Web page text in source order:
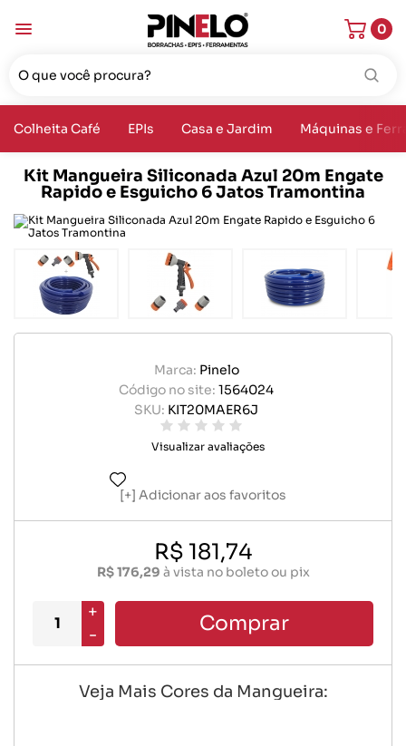
0
Colheita Café EPIs Casa e Jardim Máquinas e
Kit Mangueira Siliconada Azul 20m Engate
Rapido e Esguicho 6 Jatos Tramontina
Marca: Pinelo
Código no site: 1564024
SKU: KIT20MAER6J
Visualizar avaliações
Adicionar aos favoritos
R$ 181,74
R$ 176,29 à vista no boleto ou pix
+
-
Comprar
Veja Mais Cores da Mangueira: